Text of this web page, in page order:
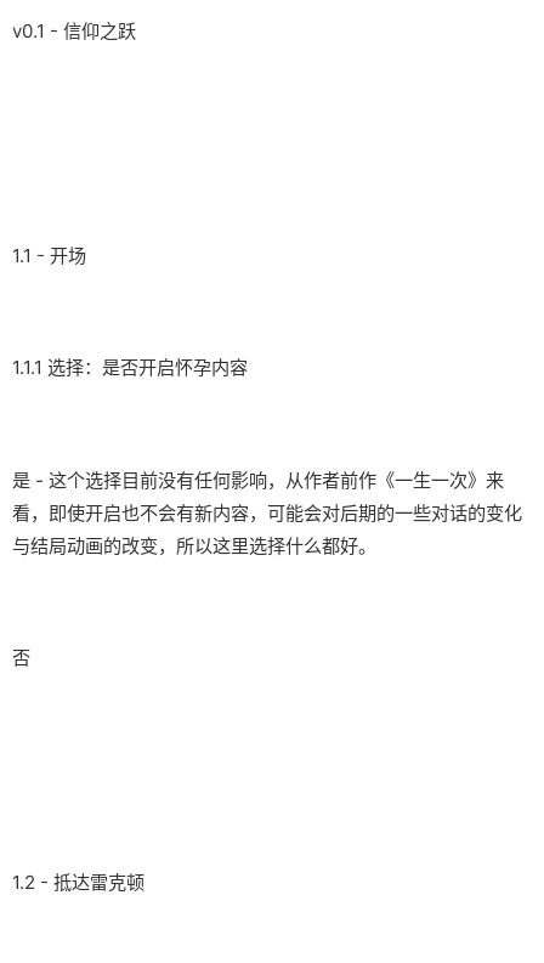
v0.1 - 信仰之跃
1.1 - 开场
1.1.1 选择：是否开启怀孕内容
是 - 这个选择目前没有任何影响，从作者前作《一生一次》来
看，即使开启也不会有新内容，可能会对后期的一些对话的变化
与结局动画的改变，所以这里选择什么都好。
否
1.2 - 抵达雷克顿